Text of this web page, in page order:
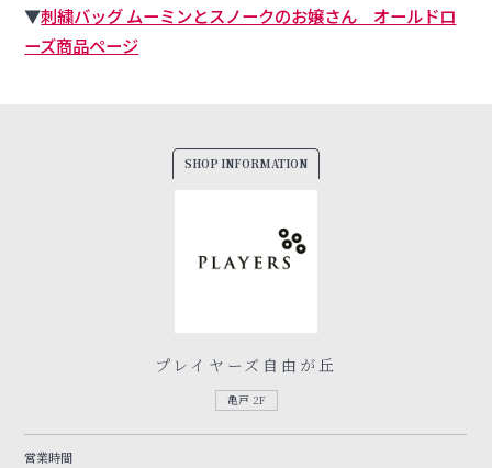
▼刺繍バッグ ムーミンとスノークのお嬢さん オールドロ
ーズ商品ページ
SHOP INFORMATION
プレイヤーズ自由が丘
亀戸 2F
営業時間